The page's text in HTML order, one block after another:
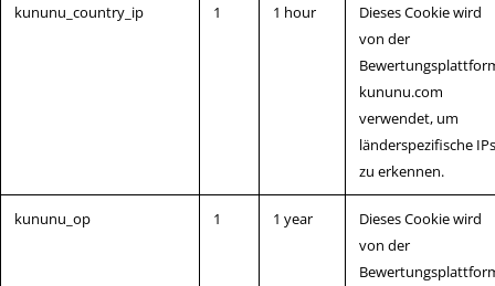
kununu_country_ip 1 1 hour
Dieses Cookie wird
von der
kununu.​com
verwendet, um
länderspezifische IPs
zu erkennen.
kununu_op 1 1 year
Dieses Cookie wird
von der